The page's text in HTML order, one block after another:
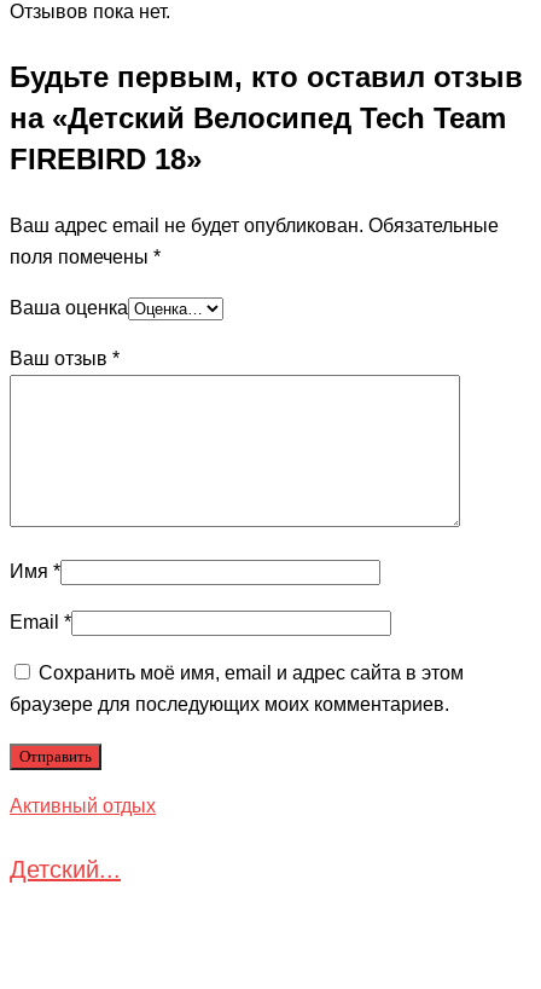
Отзывов пока нет.
Будьте первым, кто оставил отзыв
на «Детский Велосипед Tech Team
FIREBIRD 18»
Ваш адрес email не будет опубликован. Обязательные
поля помечены *
Ваша оценка
Ваш отзыв *
Имя *
Email *
Сохранить моё имя, email и адрес сайта в этом
браузере для последующих моих комментариев.
Активный отдых
Детский...